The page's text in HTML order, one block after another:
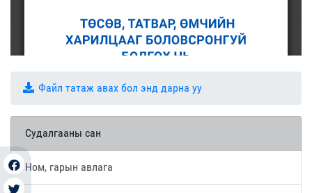
Файл татаж авах бол энд дарна уу
Судалгааны сан
Ном, гарын авлага